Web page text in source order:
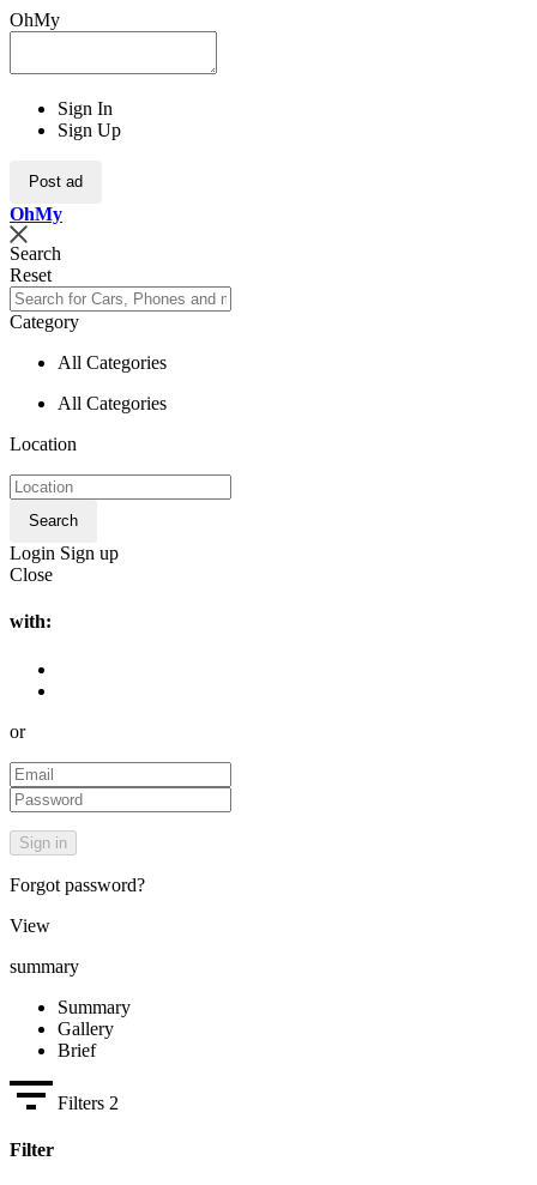
OhMy
Sign In
Sign Up
Post ad
OhMy
Search
Reset
Category
All Categories
All Categories
Location
Search
Login Sign up
Close
with:
or
Forgot password?
View
summary
Summary
Gallery
Brief
Filters 2
Filter